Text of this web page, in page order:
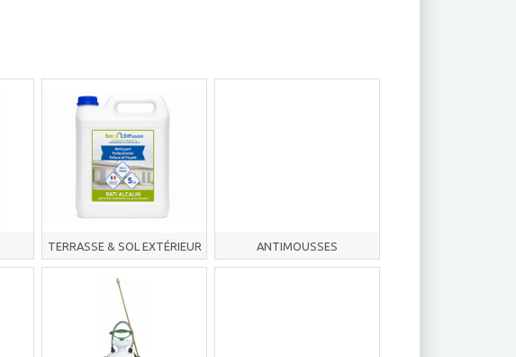
TERRASSE & SOL EXTÉRIEUR ANTIMOUSSES